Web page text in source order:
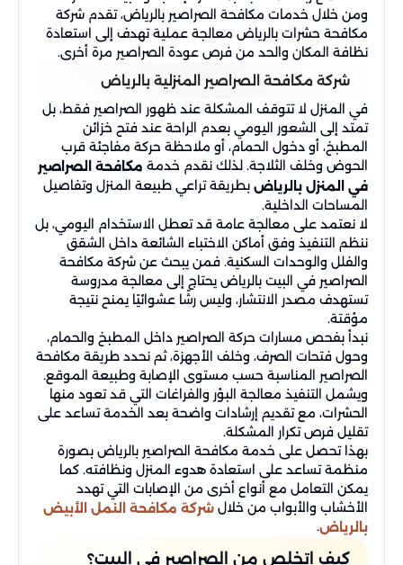
ومن خلال خدمات مكافحة الصراصير بالرياض، تقدم شركة
مكافحة حشرات بالرياض معالجة عملية تهدف إلى استعادة
نظافة المكان والحد من فرص عودة الصراصير مرة أخرى.
شركة مكافحة الصراصير المنزلية بالرياض
في المنزل لا تتوقف المشكلة عند ظهور الصراصير فقط، بل
تمتد إلى الشعور اليومي بعدم الراحة عند فتح خزائن
المطبخ، أو دخول الحمام، أو ملاحظة حركة مفاجئة قرب
الحوض وخلف الثلاجة. لذلك نقدم خدمة مكافحة الصراصير
في المنزل​ بالرياض بطريقة تراعي طبيعة المنزل وتفاصيل
المساحات الداخلية.
لا نعتمد على معالجة عامة قد تعطل الاستخدام اليومي، بل
ننظم التنفيذ وفق أماكن الاختباء الشائعة داخل الشقق
والفلل والوحدات السكنية. فمن يبحث عن شركة مكافحة
الصراصير في البيت بالرياض يحتاج إلى معالجة مدروسة
تستهدف مصدر الانتشار، وليس رشًا عشوائيًا يمنح نتيجة
مؤقتة.
نبدأ بفحص مسارات حركة الصراصير داخل المطبخ والحمام،
وحول فتحات الصرف، وخلف الأجهزة، ثم نحدد طريقة مكافحة
الصراصير المناسبة حسب مستوى الإصابة وطبيعة الموقع.
ويشمل التنفيذ معالجة البؤر والفراغات التي قد تعود منها
الحشرات، مع تقديم إرشادات واضحة بعد الخدمة تساعد على
تقليل فرص تكرار المشكلة.
بهذا تحصل على خدمة مكافحة الصراصير بالرياض بصورة
منظمة تساعد على استعادة هدوء المنزل ونظافته. كما
يمكن التعامل مع أنواع أخرى من الإصابات التي تهدد
الأخشاب والأبواب من خلال شركة مكافحة النمل الأبيض
بالرياض.
كيف اتخلص من الصراصير في البيت؟